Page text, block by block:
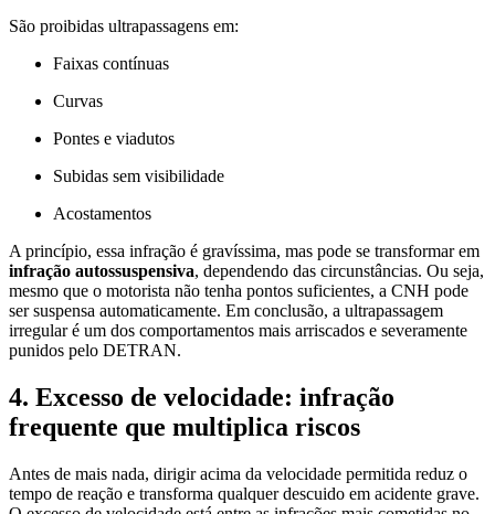
São proibidas ultrapassagens em:
Faixas contínuas
Curvas
Pontes e viadutos
Subidas sem visibilidade
Acostamentos
A princípio, essa infração é gravíssima, mas pode se transformar em
infração autossuspensiva, dependendo das circunstâncias. Ou seja,
mesmo que o motorista não tenha pontos suficientes, a CNH pode
ser suspensa automaticamente. Em conclusão, a ultrapassagem
irregular é um dos comportamentos mais arriscados e severamente
punidos pelo DETRAN.
4. Excesso de velocidade: infração
frequente que multiplica riscos
Antes de mais nada, dirigir acima da velocidade permitida reduz o
tempo de reação e transforma qualquer descuido em acidente grave.